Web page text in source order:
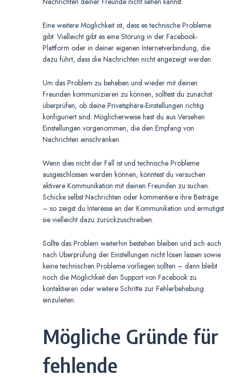
Eine weitere Möglichkeit ist, dass es technische Probleme
gibt. Vielleicht gibt es eine Störung in der Facebook-
Plattform oder in deiner eigenen Internetverbindung, die
dazu führt, dass die Nachrichten nicht angezeigt werden.
Um das Problem zu beheben und wieder mit deinen
Freunden kommunizieren zu können, solltest du zunächst
überprüfen, ob deine Privatsphäre-Einstellungen richtig
konfiguriert sind. Möglicherweise hast du aus Versehen
Einstellungen vorgenommen, die den Empfang von
Nachrichten einschränken.
Wenn dies nicht der Fall ist und technische Probleme
ausgeschlossen werden können, könntest du versuchen
aktivere Kommunikation mit deinen Freunden zu suchen.
Schicke selbst Nachrichten oder kommentiere ihre Beiträge
– so zeigst du Interesse an der Kommunikation und ermutigst
sie vielleicht dazu zurückzuschreiben.
Sollte das Problem weiterhin bestehen bleiben und sich auch
nach Überprüfung der Einstellungen nicht lösen lassen sowie
keine technischen Probleme vorliegen sollten – dann bleibt
noch die Möglichkeit den Support von Facebook zu
kontaktieren oder weitere Schritte zur Fehlerbehebung
einzuleiten.
Mögliche Gründe für
fehlende